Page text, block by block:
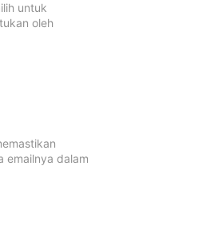
untuk
oleh
emailnya dalam